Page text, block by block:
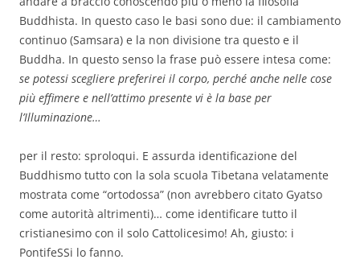
Buddhista. In questo caso le basi sono due: il cambiamento
continuo (Samsara) e la non divisione tra questo e il
Buddha. In questo senso la frase può essere intesa come:
se potessi scegliere preferirei il corpo, perché anche nelle cose
più effimere e nell’attimo presente vi è la base per
l’Illuminazione…
per il resto: sproloqui. E assurda identificazione del
Buddhismo tutto con la sola scuola Tibetana velatamente
mostrata come “ortodossa” (non avrebbero citato Gyatso
come autorità altrimenti)… come identificare tutto il
cristianesimo con il solo Cattolicesimo! Ah, giusto: i
PontifeSSi lo fanno.